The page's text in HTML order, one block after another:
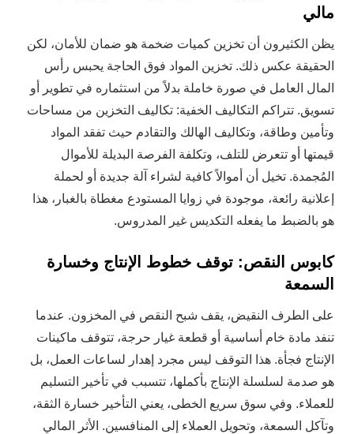
مالي
يظن الكثيرون أن تخزين كميات ضخمة هو ضمان للأمان، لكن
الحقيقة عكس ذلك. تخزين المواد فوق الحاجة يحبس رأس
المال العامل في صورة خاملة بدلاً من استثماره في تطوير أو
تسويق. تتراكم التكاليف الخفية: تكاليف التخزين من مساحات
وتأمين وطاقة، وتكاليف الهالك والتقادم حيث تفقد المواد
قيمتها أو تتعرض للتلف، وتكلفة الفرصة البديلة للأموال
المُجمدة. تخيل أن أموالاً كافية لشراء آلة جديدة أو لحملة
إعلانية رائعة، موجودة في زوايا المستودع مغطاة بالغبار، هذا
هو بالضبط ما يفعله التكديس غير المدروس.
كابوس النقص: توقف خطوط الإنتاج وخسارة
السمعة
على الطرف النقيض، يقف شبح النقص في المخزون. عندما
تنفد مادة خام أساسية أو قطعة غيار حرجة، تتوقف ماكينات
الإنتاج فجأة. هذا التوقف ليس مجرد إهدار لساعات العمل، بل
هو صدمة لسلسلة الإنتاج بأكملها، تتسبب في تأخير التسليم
للعملاء. وفي سوق سريع الخطى، يعني التأخير خسارة الثقة،
وتآكل السمعة، وتحويل العملاء إلى المنافسين. الأثر المالي